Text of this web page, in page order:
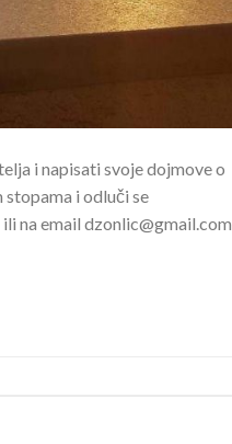
i napisati svoje dojmove o
i odluči se
na email dzonlic@gmail.com